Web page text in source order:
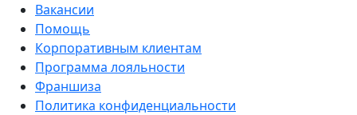
Вакансии
Помощь
Корпоративным клиентам
Программа лояльности
Франшиза
Политика конфиденциальности